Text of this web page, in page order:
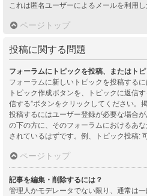
これは匿名ユーザーによるメールを利用
ページトップ
投稿に関する問題
フォーラムにトピックを投稿、またはト
フォーラムに新しいトピックを投稿する
トピック作成ボタンを、トピックに返信
信する”ボタンをクリックしてください。
投稿するにはユーザー登録が必要な場合
の下の方に、そのフォーラムにおけるあ
されているはずです。例、トピック投稿:
ページトップ
記事を編集・削除するには？
管理人かモデレータでない限り、通常は